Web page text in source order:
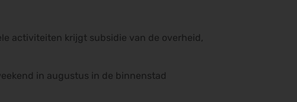
activiteiten krijgt subsidie van de overheid,
in augustus in de binnenstad